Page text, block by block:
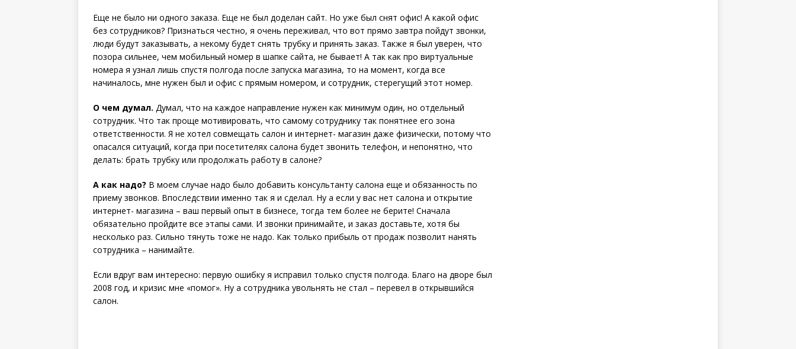
Еще не было ни одного заказа. Еще не был доделан сайт. Но уже был снят офис! А какой офис
без сотрудников? Признаться честно, я очень переживал, что вот прямо завтра пойдут звонки,
люди будут заказывать, а некому будет снять трубку и принять заказ. Также я был уверен, что
позора сильнее, чем мобильный номер в шапке сайта, не бывает! А так как про виртуальные
номера я узнал лишь спустя полгода после запуска магазина, то на момент, когда все
начиналось, мне нужен был и офис с прямым номером, и сотрудник, стерегущий этот номер.
О чем думал. Думал, что на каждое направление нужен как минимум один, но отдельный
сотрудник. Что так проще мотивировать, что самому сотруднику так понятнее его зона
ответственности. Я не хотел совмещать салон и интернет- магазин даже физически, потому что
опасался ситуаций, когда при посетителях салона будет звонить телефон, и непонятно, что
делать: брать трубку или продолжать работу в салоне?
А как надо? В моем случае надо было добавить консультанту салона еще и обязанность по
приему звонков. Впоследствии именно так я и сделал. Ну а если у вас нет салона и открытие
интернет- магазина – ваш первый опыт в бизнесе, то­гда тем более не берите! Сначала
обязательно пройдите все этапы сами. И звонки принимайте, и заказ доставьте, хотя бы
несколько раз. Сильно тянуть тоже не надо. Как только прибыль от продаж позволит нанять
сотрудника – нанимайте.
Если вдруг вам интересно: первую ошибку я исправил только спустя полгода. Благо на дворе был
2008 год, и кризис мне «помог». Ну а сотрудника увольнять не стал – перевел в открывшийся
салон.